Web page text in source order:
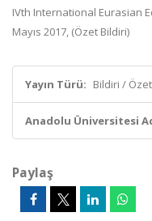
IVth International Eurasian
Mayıs 2017, (Özet Bildiri)
Yayın Türü: Bildiri /
Anadolu Üniversitesi
Paylaş